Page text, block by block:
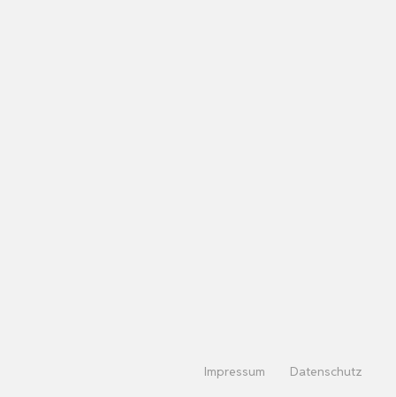
Impressum Datenschutz